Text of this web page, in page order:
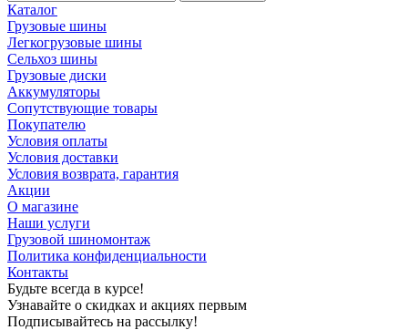
Каталог
Грузовые шины
Легкогрузовые шины
Сельхоз шины
Грузовые диски
Аккумуляторы
Сопутствующие товары
Покупателю
Условия оплаты
Условия доставки
Условия возврата, гарантия
Акции
О магазине
Наши услуги
Грузовой шиномонтаж
Политика конфиденциальности
Контакты
Будьте всегда в курсе!
Узнавайте о скидках и акциях первым
Подписывайтесь на рассылку!